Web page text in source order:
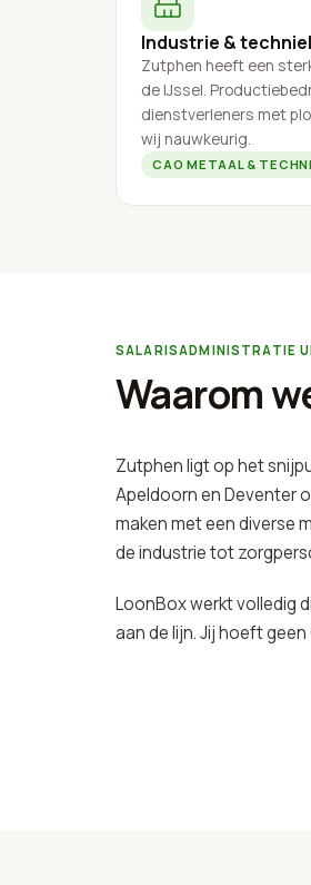
Industrie &
Zutphen heeft een
de IJssel.
dienstverleners met
wij nauwkeurig.
CAO METAAL &
SALARISADMINISTRATIE
Waarom
Zutphen ligt op het
Apeldoorn en Deventer
maken met een diverse
de industrie tot
LoonBox werkt volledig
aan de lijn. Jij hoeft